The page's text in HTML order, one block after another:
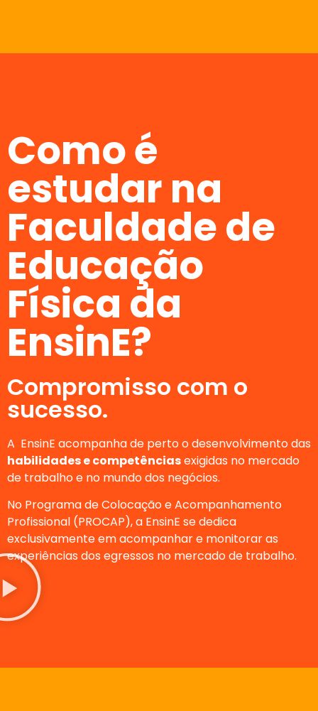
Como é
estudar na
Faculdade de
Educação
Física da
EnsinE?
Compromisso com o
sucesso.
A EnsinE acompanha de perto o desenvolvimento das
habilidades e competênciasexigidas no mercado
de trabalho e no mundo dos negócios.
No Programa de Colocação e Acompanhamento
Profissional (PROCAP), a EnsinE se dedica
exclusivamente em acompanhar e monitorar as
experiências dos egressos no mercado de trabalho.